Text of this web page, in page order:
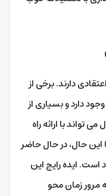
دارند. برخی از
دارد و بسیاری از
تواند با ارائه راه
این حال، در حال حاضر
است. ایده رایج این
مرور زمان محو